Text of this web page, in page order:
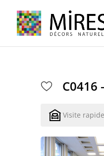
C0416
Visite rapide